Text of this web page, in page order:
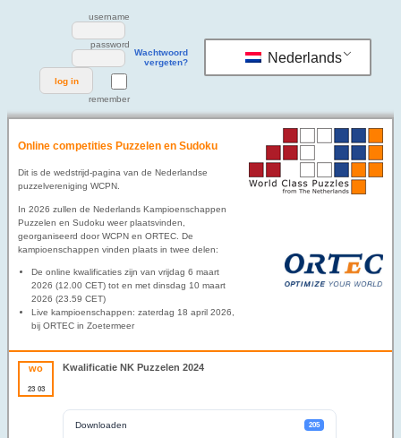
username
password
remember
Wachtwoord
vergeten?
Nederlands
Online competities Puzzelen en Sudoku
Dit is de wedstrijd-pagina van de Nederlandse
puzzelvereniging WCPN.
In 2026 zullen de Nederlands Kampioenschappen
Puzzelen en Sudoku weer plaatsvinden,
georganiseerd door WCPN en ORTEC. De
kampioenschappen vinden plaats in twee delen:
De online kwalificaties zijn van vrijdag 6 maart
2026 (12.00 CET) tot en met dinsdag 10 maart
2026 (23.59 CET)
Live kampioenschappen: zaterdag 18 april 2026,
bij ORTEC in Zoetermeer
wo
23 03
Kwalificatie NK Puzzelen 2024
Downloaden 205